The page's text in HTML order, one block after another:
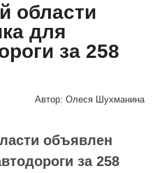
области
для
за 258
Автор: Олеся Шухманина
объявлен
за 258